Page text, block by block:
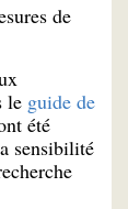
de
le guide de
été
sensibilité